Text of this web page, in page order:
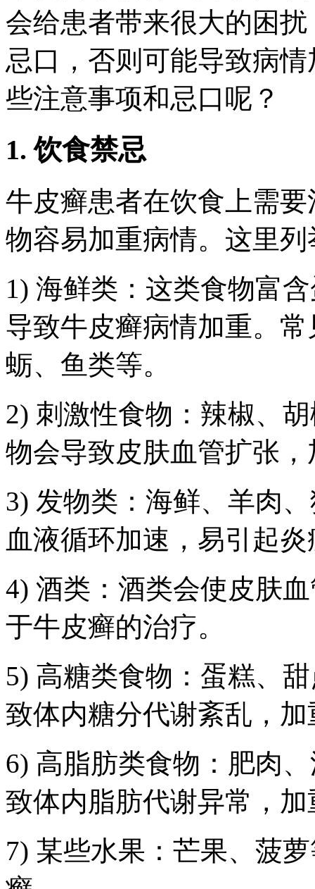
会给患者带来很大的困
忌口，否则可能导致病
些注意事项和忌口呢？
1. 饮食禁忌
牛皮癣患者在饮食上需
物容易加重病情。这里
1) 海鲜类：这类食物富
导致牛皮癣病情加重。
蛎、鱼类等。
2) 刺激性食物：辣椒、
物会导致皮肤血管扩张
3) 发物类：海鲜、羊肉
血液循环加速，易引起
4) 酒类：酒类会使皮肤
于牛皮癣的治疗。
5) 高糖类食物：蛋糕、
致体内糖分代谢紊乱，
6) 高脂肪类食物：肥肉
致体内脂肪代谢异常，
7) 某些水果：芒果、菠